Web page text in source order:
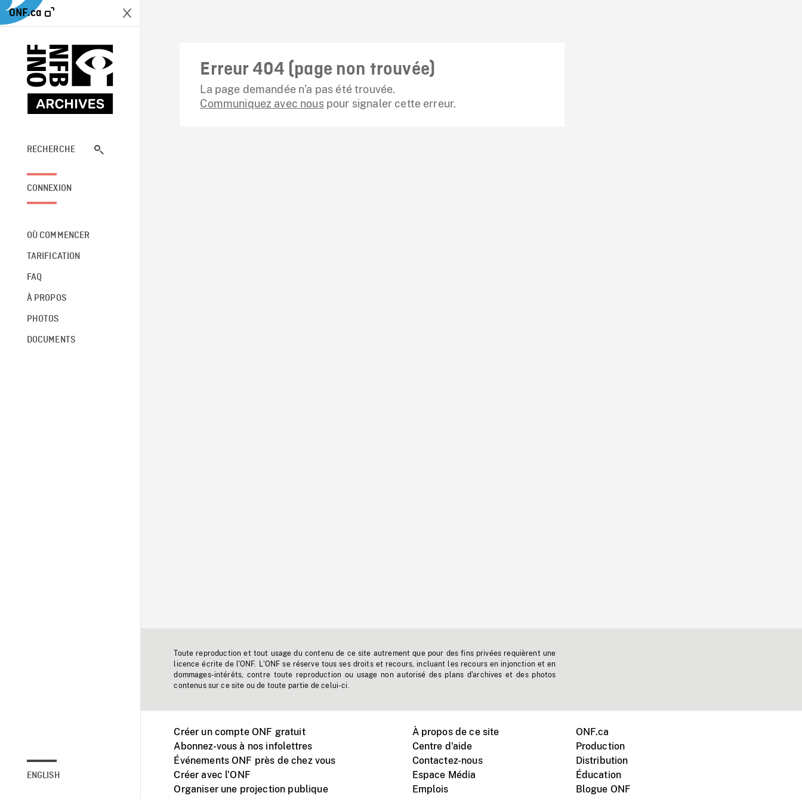
ONF.ca
RECHERCHE
CONNEXION
OÙ COMMENCER
TARIFICATION
FAQ
À PROPOS
PHOTOS
DOCUMENTS
ENGLISH
Erreur 404 (page non trouvée)
La page demandée n’a pas été trouvée.
Communiquez avec nouspour signaler cette erreur.
Toute reproduction et tout usage du contenu de ce site autrement que pour des fins privées requièrent une
licence écrite de l'ONF. L'ONF se réserve tous ses droits et recours, incluant les recours en injonction et en
dommages-intérêts, contre toute reproduction ou usage non autorisé des plans d'archives et des photos
contenus sur ce site ou de toute partie de celui-ci.
Créer un compte ONF gratuit
Abonnez-vous à nos infolettres
Événements ONF près de chez vous
Créer avec l’ONF
Organiser une projection publique
À propos de ce site
Centre d'aide
Contactez-nous
Espace Média
Emplois
ONF.ca
Production
Distribution
Éducation
Blogue ONF